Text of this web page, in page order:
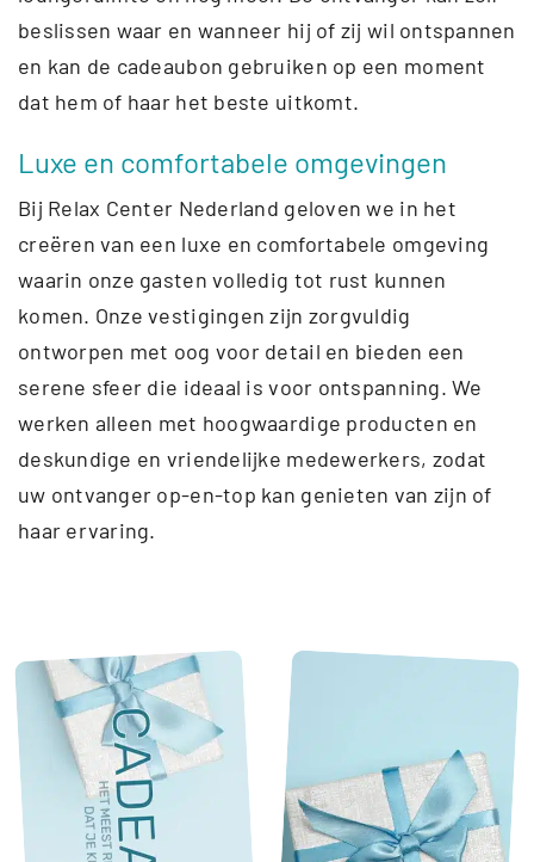
beslissen waar en wanneer hij of zij wil ontspannen
en kan de cadeaubon gebruiken op een moment
dat hem of haar het beste uitkomt.
Luxe en comfortabele omgevingen
Bij Relax Center Nederland geloven we in het
creëren van een luxe en comfortabele omgeving
waarin onze gasten volledig tot rust kunnen
komen. Onze vestigingen zijn zorgvuldig
ontworpen met oog voor detail en bieden een
serene sfeer die ideaal is voor ontspanning. We
werken alleen met hoogwaardige producten en
deskundige en vriendelijke medewerkers, zodat
uw ontvanger op-en-top kan genieten van zijn of
haar ervaring.